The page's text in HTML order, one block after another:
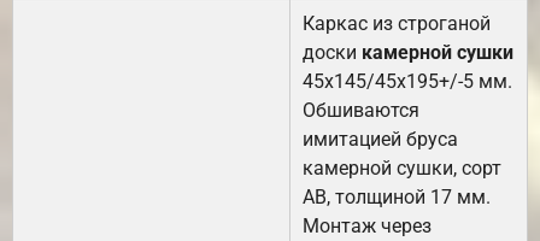
Каркас из строганой
доски камерной сушки
45х145/45х195+/-5 мм.
Обшиваются
имитацией бруса
камерной сушки, сорт
АВ, толщиной 17 мм.
Монтаж через